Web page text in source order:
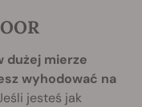
dużej mierze
wyhodować na
jesteś jak